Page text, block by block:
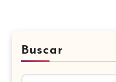
Buscar